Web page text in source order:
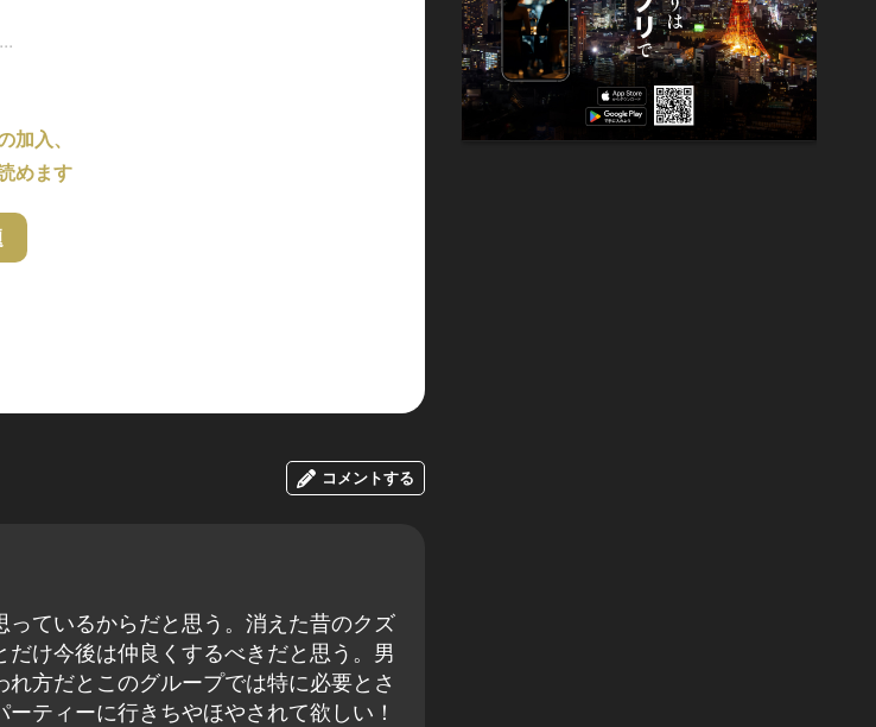
入、
めます
コメントする
ているからだと思う。消えた昔のクズ
け今後は仲良くするべきだと思う。男
方だとこのグループでは特に必要とさ
ティーに行きちやほやされて欲しい！